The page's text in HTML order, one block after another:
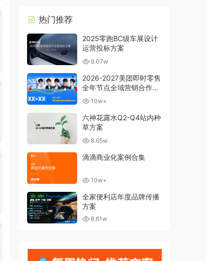
热门推荐
2025零跑BC级车展设计
运营投标方案
9.07w
2026-2027美团即时零售
全年节点全域营销合作方
案 10w+
六神花露水Q2-Q4站内种
草方案
8.65w
滴滴商业化案例合集
10w+
全家便利店年度品牌传播
方案
8.61w